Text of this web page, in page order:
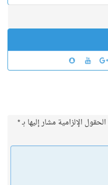
الحقول الإلزامية مشار إليها بـ*